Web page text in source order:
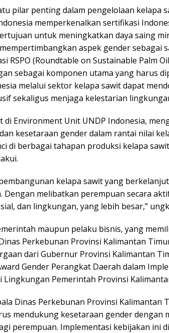
pilar penting dalam pengelolaan kelapa
memperkenalkan sertifikasi
untuk meningkatkan daya saing
aspek gender sebagai
RSPO (Roundtable on Sustainable Palm
sebagai komponen utama yang harus
melalui sektor kelapa sawit dapat
sekaligus menjaga kelestarian
di Environment Unit UNDP Indonesia,
kesetaraan gender dalam rantai nilai
di berbagai tahapan produksi kelapa
kelapa sawit yang
Dengan melibatkan perempuan secara
dan lingkungan, yang lebih besar,”
maupun pelaku bisnis, yang
Perkebunan Provinsi Kalimantan
dari Gubernur Provinsi Kalimantan
Gender Perangkat Daerah dalam
Lingkungan Pemerintah Provinsi
Dinas Perkebunan Provinsi Kalimantan
mendukung kesetaraan gender dengan
perempuan. Implementasi kebijakan ini